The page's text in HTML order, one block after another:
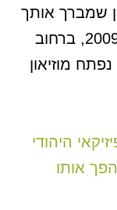
שמברך אותך
ב”שָלוֹם עֲלֵיכֶם” ב-2 במרץ 2009, ברחוב
5 בקייב, נפתח מוזיאון
היהודי
אותו